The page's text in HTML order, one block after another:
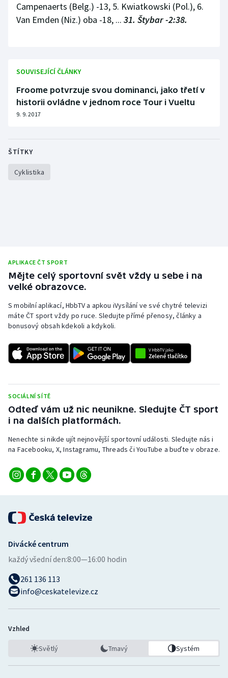
Olympijské hry
Ragby
Rychlostní kanoistika
Short track
Veslování
Vodní slalom
Volejbal
Ostatní
Campenaerts (Belg.) -13, 5. Kwiatkowski (Pol.), 6.
Van Emden (Niz.) oba -18, ... 31. Štybar -2:38.
SOUVISEJÍCÍ ČLÁNKY
Froome potvrzuje svou dominanci, jako třetí v
historii ovládne v jednom roce Tour i Vueltu
9. 9. 2017
ŠTÍTKY
Cyklistika
APLIKACE ČT SPORT
Mějte celý sportovní svět vždy u sebe i na
velké obrazovce.
S mobilní aplikací, HbbTV a apkou iVysílání ve své chytré televizi
máte ČT sport vždy po ruce. Sledujte přímé přenosy, články a
bonusový obsah kdekoli a kdykoli.
SOCIÁLNÍ SÍTĚ
Odteď vám už nic neunikne. Sledujte ČT sport
i na dalších platformách.
Nenechte si nikde ujít nejnovější sportovní události. Sledujte nás i
na Facebooku, X, Instagramu, Threads či YouTube a buďte v obraze.
Divácké centrum
každý všední den:8:00—16:00 hodin
261 136 113
info@ceskatelevize.cz
Vzhled
Světlý Tmavý Systém